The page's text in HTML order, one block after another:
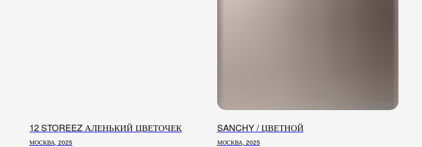
12 STOREEZ АЛЕНЬКИЙ ЦВЕТОЧЕК
МОСКВА, 2025
SANCHY / ЦВЕТНОЙ
МОСКВА, 2025